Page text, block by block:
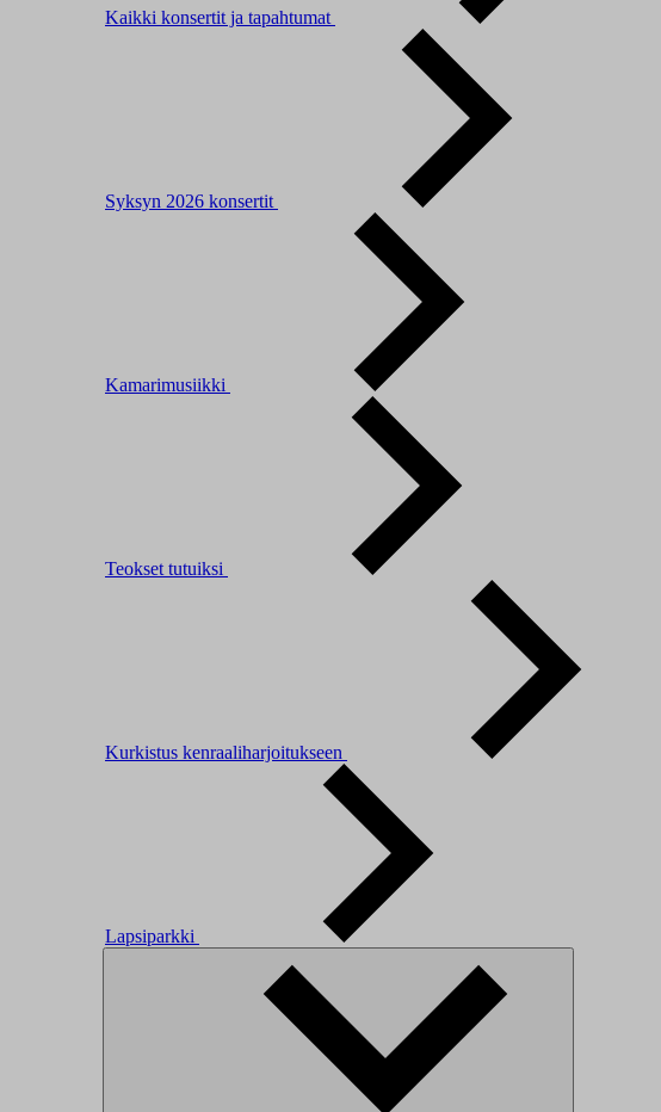
Kaikki konsertit ja tapahtumat
Syksyn 2026 konsertit
Kamarimusiikki
Teokset tutuiksi
Kurkistus kenraaliharjoitukseen
Lapsiparkki